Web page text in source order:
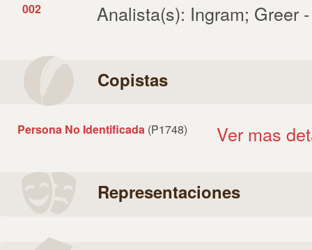
002 Analista(s): Ingram; Greer
Copistas
Persona No Identificada (P1748) Ver mas
Representaciones